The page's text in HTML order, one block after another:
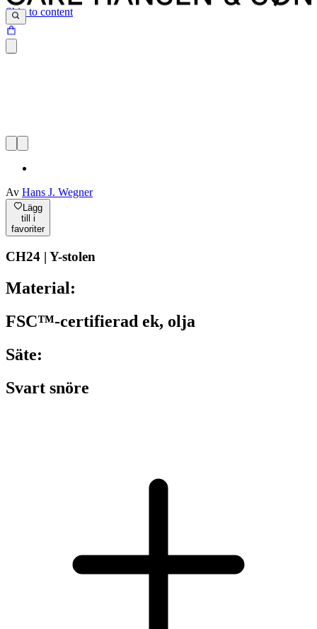
Skip to content
Av Hans J. Wegner
Lägg
till i
favoriter
CH24 | Y-stolen
Material:
FSC™-certifierad ek, olja
Säte:
Svart snöre